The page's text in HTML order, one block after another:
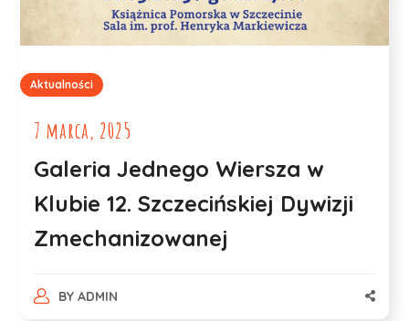
Aktualności
7 marca, 2025
Galeria Jednego Wiersza w
Klubie 12. Szczecińskiej Dywizji
Zmechanizowanej
BY ADMIN